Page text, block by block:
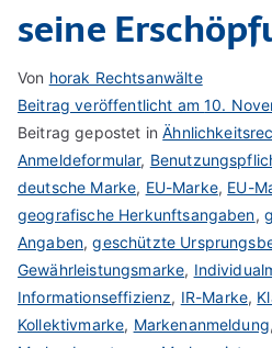
seine
Von horak Rechtsanwälte
Beitrag veröffentlicht am10.
Beitrag gepostet in
Anmeldeformular,
deutsche Marke, EU-Marke, EU-
geografische Herkunftsangaben,
Angaben,geschützte
Gewährleistungsmarke,
Informationseffizienz, IR-Marke,
Kollektivmarke, Markenanmeldung,